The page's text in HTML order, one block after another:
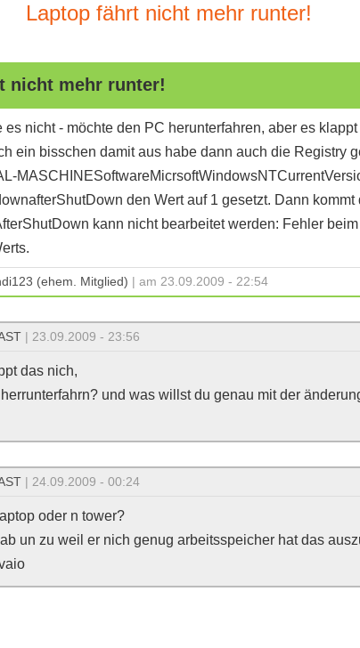
Laptop fährt nicht mehr runter!
nicht mehr runter!
es nicht - möchte den PC herunterfahren, aber es klappt
ein bisschen damit aus habe dann auch die Registry
den Wert auf 1 gesetzt. Dann
kann nicht bearbeitet werden: Fehler
(ehem. Mitglied) | am 23.09.2009 - 22:54
| 23.09.2009 - 23:56
das nich,
und was willst du genau mit der
| 24.09.2009 - 00:24
oder n tower?
un zu weil er nich genug arbeitsspeicher hat das